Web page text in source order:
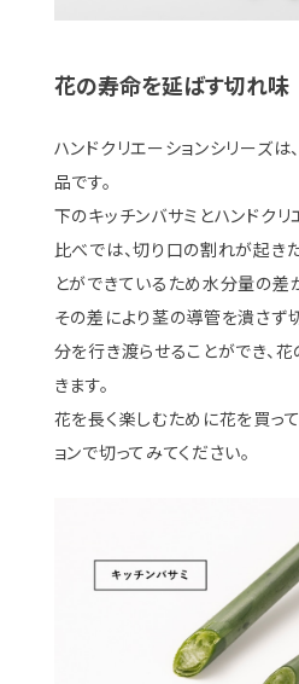
花の寿命を延ばす切れ味
ハンドクリエーションシリーズ
品です。
下のキッチンバサミとハンドク
比べでは、切り口の割れが起き
とができているため水分量の差
その差により茎の導管を潰さず
分を行き渡らせることができ、
きます。
花を長く楽しむために花を買っ
ョンで切ってみてください。